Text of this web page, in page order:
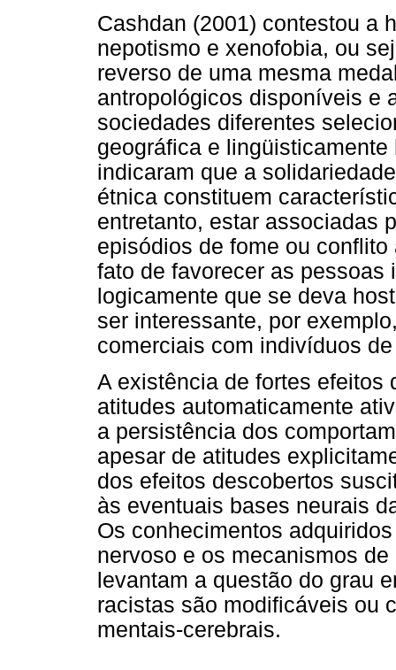
Cashdan (2001) contestou a
nepotismo e xenofobia, ou
reverso de uma mesma
antropológicos disponíveis e
sociedades diferentes
geográfica e
indicaram que a
étnica constituem
entretanto, estar associadas
episódios de fome ou
fato de favorecer as pessoas
logicamente que se deva
ser interessante, por
comerciais com indivíduos
A existência de fortes efeitos
atitudes automaticamente
a persistência dos
apesar de atitudes
dos efeitos descobertos
às eventuais bases neurais
Os conhecimentos
nervoso e os mecanismos
levantam a questão do grau
racistas são modificáveis ou
mentais-cerebrais.